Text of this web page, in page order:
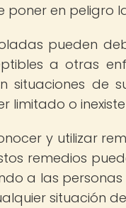
poner en peligro
pueden
a otras
situaciones de
limitado o
y utilizar
remedios
a las
situación